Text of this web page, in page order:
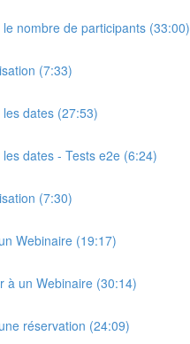
nombre de participants (33:00)
(7:33)
dates (27:53)
dates - Tests e2e (6:24)
(7:30)
Webinaire (19:17)
à un Webinaire (30:14)
réservation (24:09)